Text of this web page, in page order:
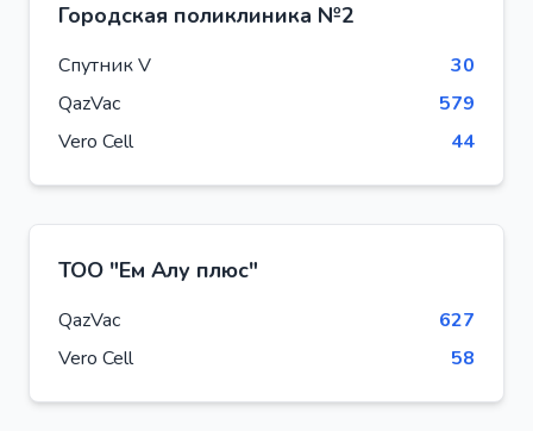
Городская поликлиника №2
Спутник V
30
QazVac
579
Vero Cell
44
ТОО "Ем Алу плюс"
QazVac
627
Vero Cell
58